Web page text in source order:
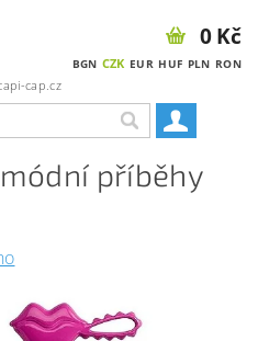
cap.cz
BGN CZK EUR HUF PLN RON
0 Kč
příběhy